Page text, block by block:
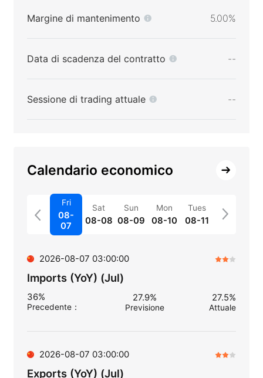
Margine di mantenimento 5.00%
Data di scadenza del contratto --
Sessione di trading attuale --
Calendario economico
Fri
08-
07
Sat
08-08
Sun
08-09
Mon
08-10
Tues
08-11
2026-08-07 03:00:00
Imports (YoY) (Jul)
36%
Precedente：
27.9%
Previsione
27.5%
Attuale
2026-08-07 03:00:00
Exports (YoY) (Jul)